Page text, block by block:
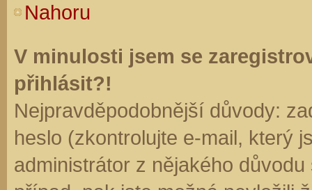
Nahoru
V minulosti jsem se
přihlásit?!
Nejpravděpodobnější důvody:
heslo (zkontrolujte e-mail, který
administrátor z nějakého